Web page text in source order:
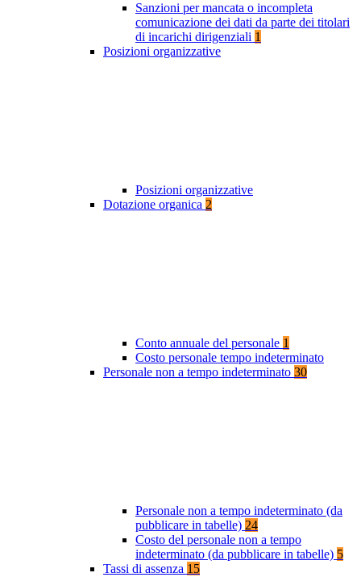
Sanzioni per mancata o incompleta
comunicazione dei dati da parte dei titolari
di incarichi dirigenziali 1
Posizioni organizzative
Posizioni organizzative
Dotazione organica 2
Conto annuale del personale 1
Costo personale tempo indeterminato
Personale non a tempo indeterminato 30
Personale non a tempo indeterminato (da
pubblicare in tabelle) 24
Costo del personale non a tempo
indeterminato (da pubblicare in tabelle) 5
Tassi di assenza 15